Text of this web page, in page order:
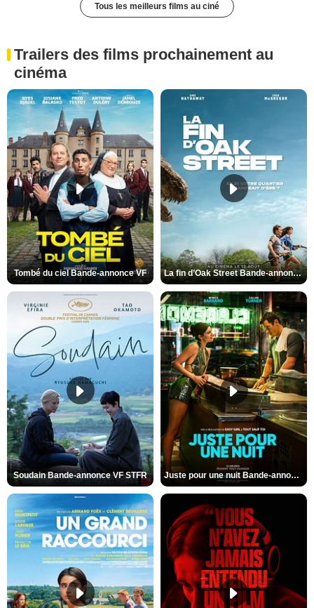
Tous les meilleurs films au ciné
Trailers des films prochainement au
cinéma
Tombé du ciel Bande-annonce VF La fin d’Oak Street Bande-annonce VO STFR
Soudain Bande-annonce VF STFR Juste pour une nuit Bande-annonce VO STFR